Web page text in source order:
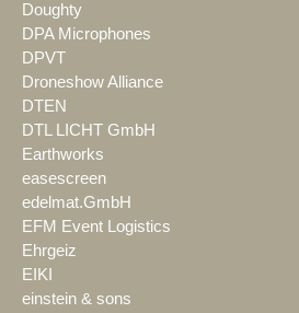
Doughty
DPA Microphones
DPVT
Droneshow Alliance
DTEN
DTL LICHT GmbH
Earthworks
easescreen
edelmat.GmbH
EFM Event Logistics
Ehrgeiz
EIKI
einstein & sons